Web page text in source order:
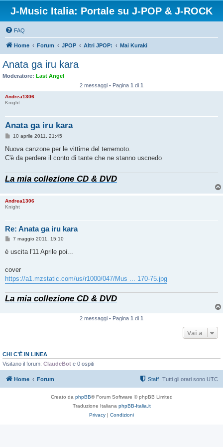
J-Music Italia: Portale su J-POP & J-ROCK
FAQ
Home Forum JPOP Altri JPOP: Mai Kuraki
Anata ga iru kara
Moderatore: Last Angel
2 messaggi • Pagina 1 di 1
Andrea1306
Knight
Anata ga iru kara
M
s
a
i
o
10 aprile 2011, 21:45
Nuova canzone per le vittime del terremoto.
C'è da perdere il conto di tante che ne stanno uscnedo
La mia collezione CD & DVD
Andrea1306
Knight
Re: Anata ga iru kara
M
s
g
i
7 maggio 2011, 15:10
è uscita l'11 Aprile poi...
cover
https://a1.mzstatic.com/us/r1000/047/Mus ... 170-75.jpg
La mia collezione CD & DVD
2 messaggi • Pagina 1 di 1
Vai a
CHI C’È IN LINEA
Visitano il forum: ClaudeBot e 0 ospiti
Home Forum Tutti gli orari sono UTC
Staff
Creato da phpBB® Forum Software © phpBB Limited
Traduzione Italiana phpBB-Italia.it
Privacy | Condizioni